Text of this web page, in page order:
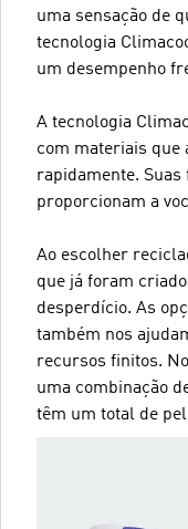
uma sensação de
tecnologia
um desempenho
A tecnologia
com materiais que
rapidamente.
proporcionam a
Ao escolher
que já foram
desperdício. As
também nos
recursos finitos.
uma combinação
têm um total de